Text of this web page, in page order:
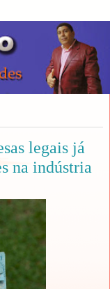
legais já
na indústria